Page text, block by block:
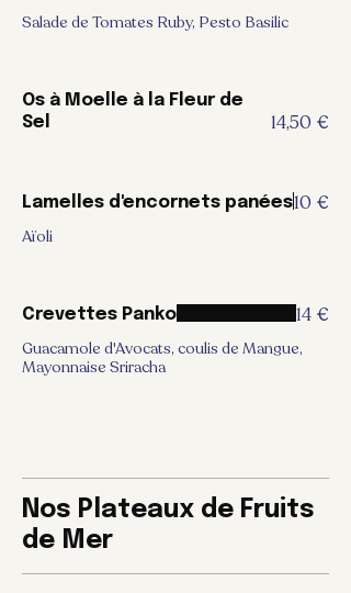
Salade de Tomates Ruby, Pesto Basilic
Os à Moelle à la Fleur de
Sel
14,50 €
Lamelles d'encornets panées
Aïoli
10 €
Crevettes Panko
Guacamole d'Avocats, coulis de Mangue,
Mayonnaise Sriracha
14 €
Nos Plateaux de Fruits
de Mer